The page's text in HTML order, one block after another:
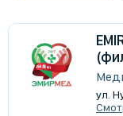
ул.